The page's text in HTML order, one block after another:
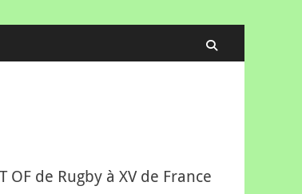
OF de Rugby à XV de France